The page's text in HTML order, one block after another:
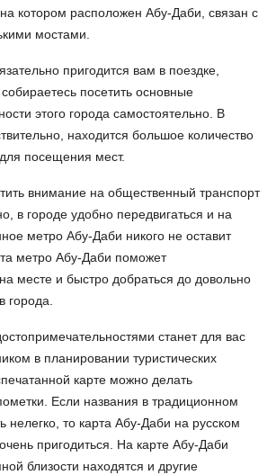
котором расположен Абу-Даби, связан с
мостами.
пригодится вам в поездке,
посетить основные
этого города самостоятельно. В
находится большое количество
посещения мест.
внимание на общественный транспорт
в городе удобно передвигаться и на
метро Абу-Даби никого не оставит
метро Абу-Даби поможет
месте и быстро добраться до довольно
города.
станет для вас
в планировании туристических
карте можно делать
Если названия в традиционном
нелегко, то карта Абу-Даби на русском
пригодиться. На карте Абу-Даби
близости находятся и другие